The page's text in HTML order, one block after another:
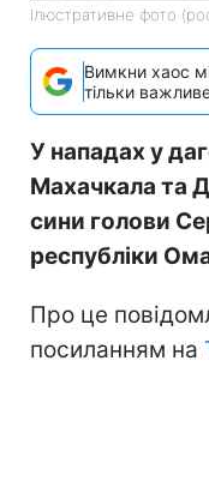
Ілюстративне фото
Вимкни хаос
тільки
У нападах у
Махачкала та
сини голови
республіки
Про це
посиланням на